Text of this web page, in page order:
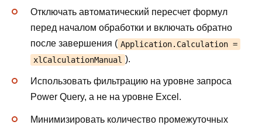
Отключать автоматический пересчет формул
перед началом обработки и включать обратно
после завершения ( Application.Calculation =
xlCalculationManual ).
Использовать фильтрацию на уровне запроса
Power Query, а не на уровне Excel.
Минимизировать количество промежуточных